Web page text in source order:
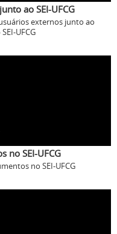
ao SEI-UFCG
externos junto ao
UFCG
no SEI-UFCG
no SEI-UFCG